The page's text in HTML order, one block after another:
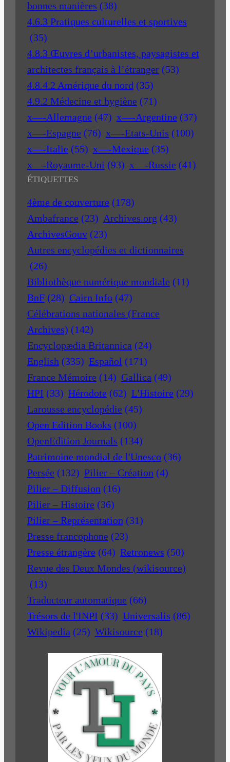
bonnes manières (38)
4.6.3 Pratiques culturelles et sportives
(35)
4.8.3 Œuvres d’urbanistes, paysagistes et
architectes français à l’étranger (53)
4.8.4.2 Amérique du nord (35)
4.9.2 Médecine et hygiène (71)
x—-Allemagne (47) x—-Argentine (37)
x—-Espagne (76) x—-Etats-Unis (100)
x—-Italie (55) x—-Mexique (35)
x—-Royaume-Uni (93) x—-Russie (41)
ÉTIQUETTES
4ème de couverture (178)
Ambafrance (23) Archives.org (43)
ArchivesGouv (23)
Autres encyclopédies et dictionnaires
(26)
Bibliothèque numérique mondiale (11)
BnF (28) Cairn Info (47)
Célébrations nationales (France
Archives) (142)
Encyclopædia Britannica (24)
English (335) Español (171)
France Mémoire (14) Gallica (49)
HPI (33) Hérodote (62) L'Histoire (29)
Larousse encyclopédie (45)
Open Edition Books (100)
OpenEdition Journals (134)
Patrimoine mondial de l'Unesco (36)
Persée (132) Pilier – Création (4)
Pilier – Diffusion (16)
Pilier – Histoire (36)
Pilier – Représentation (31)
Presse francophone (23)
Presse étrangère (64) Retronews (50)
Revue des Deux Mondes (wikisource)
(13)
Traducteur automatique (66)
Trésors de l'INPI (33) Universalis (86)
Wikipedia (25) Wikisource (18)